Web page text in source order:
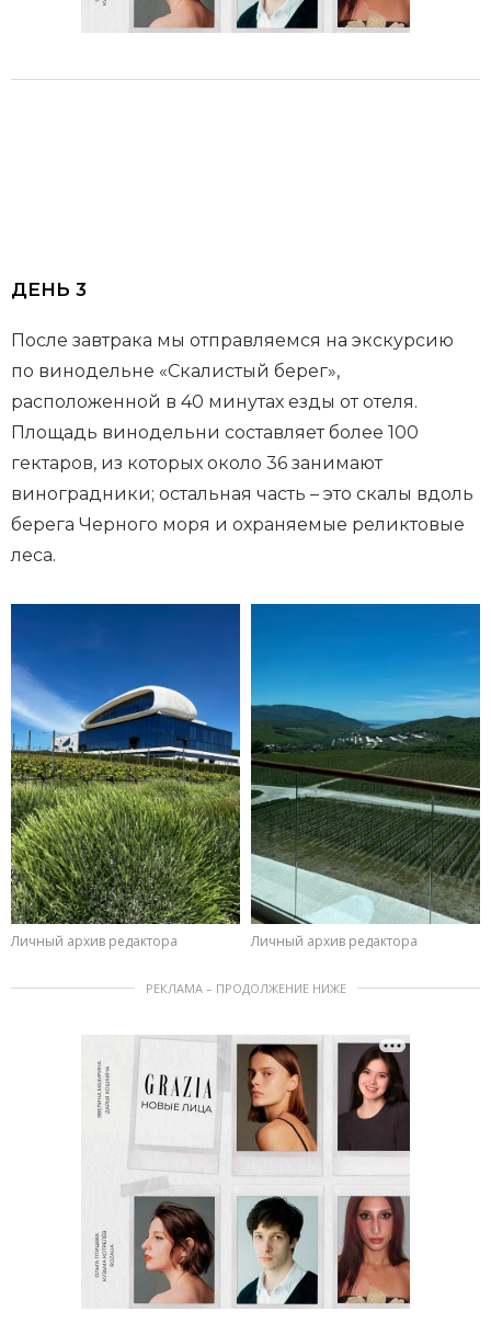
ДЕНЬ 3
После завтрака мы отправляемся на экскурсию
по винодельне «Скалистый берег»,
расположенной в 40 минутах езды от отеля.
Площадь винодельни составляет более 100
гектаров, из которых около 36 занимают
виноградники; остальная часть – это скалы вдоль
берега Черного моря и охраняемые реликтовые
леса.
Личный архив редактора Личный архив редактора
РЕКЛАМА – ПРОДОЛЖЕНИЕ НИЖЕ